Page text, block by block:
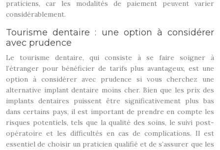
praticiens, car les modalités de paiement peuvent varier
considérablement.
Tourisme dentaire : une option à considérer
avec prudence
Le tourisme dentaire, qui consiste à se faire soigner à
l’étranger pour bénéficier de tarifs plus avantageux, est une
option à considérer avec prudence si vous cherchez une
alternative implant dentaire moins cher. Bien que les prix des
implants dentaires puissent être significativement plus bas
dans certains pays, il est important de prendre en compte les
risques potentiels, tels que la qualité des soins, le suivi post-
opératoire et les difficultés en cas de complications. Il est
essentiel de choisir un praticien qualifié et de s’assurer que les